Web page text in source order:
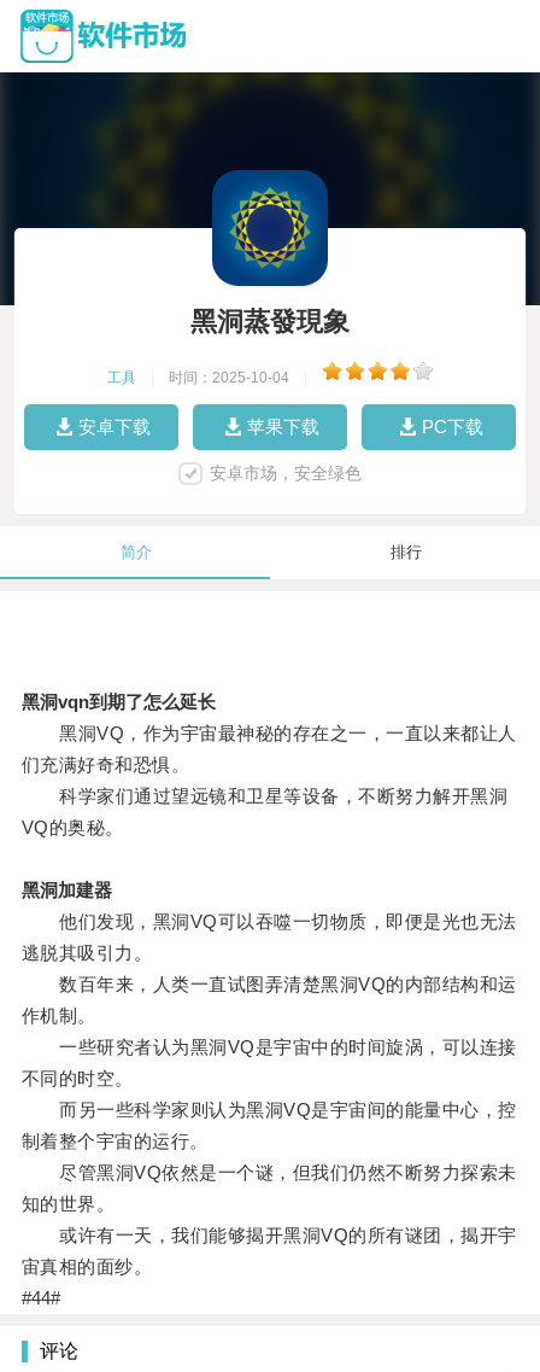
黑洞蒸發現象
工具 时间：2025-10-04
安卓下载 苹果下载 PC下载
安卓市场，安全绿色
简介 排行
黑洞vqn到期了怎么延长
黑洞VQ，作为宇宙最神秘的存在之一，一直以来都让人
们充满好奇和恐惧。
科学家们通过望远镜和卫星等设备，不断努力解开黑洞
VQ的奥秘。
黑洞加建器
他们发现，黑洞VQ可以吞噬一切物质，即便是光也无法
逃脱其吸引力。
数百年来，人类一直试图弄清楚黑洞VQ的内部结构和运
作机制。
一些研究者认为黑洞VQ是宇宙中的时间旋涡，可以连接
不同的时空。
而另一些科学家则认为黑洞VQ是宇宙间的能量中心，控
制着整个宇宙的运行。
尽管黑洞VQ依然是一个谜，但我们仍然不断努力探索未
知的世界。
或许有一天，我们能够揭开黑洞VQ的所有谜团，揭开宇
宙真相的面纱。
#44#
评论